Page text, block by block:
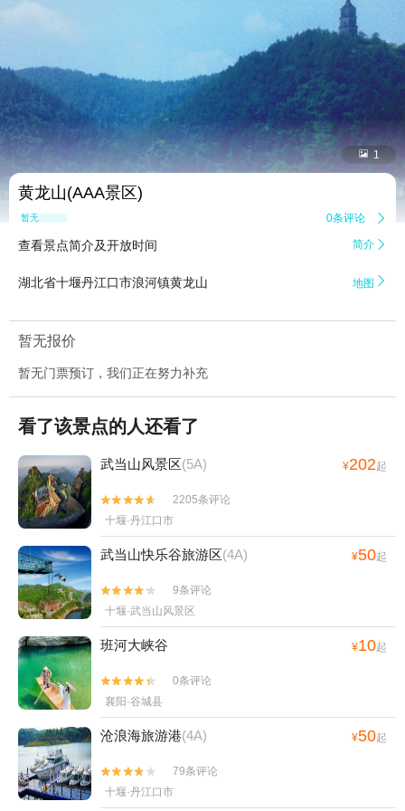
 1
黄龙山(AAA景区)
暂无点评 0条评论 
查看景点简介及开放时间 简介 
湖北省十堰丹江口市浪河镇黄龙山 地图 
暂无报价
暂无门票预订，我们正在努力补充
看了该景点的人还看了
武当山风景区(5A) ¥202起


2205条评论
十堰·丹江口市
武当山快乐谷旅游区(4A) ¥50起


9条评论
十堰·武当山风景区
班河大峡谷 ¥10起


0条评论
襄阳·谷城县
沧浪海旅游港(4A) ¥50起


79条评论
十堰·丹江口市